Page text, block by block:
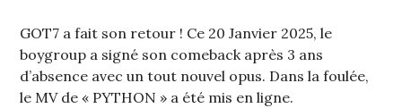
GOT7 a fait son retour ! Ce 20 Janvier 2025, le
boygroup a signé son comeback après 3 ans
d’absence avec un tout nouvel opus. Dans la foulée,
le MV de « PYTHON » a été mis en ligne.